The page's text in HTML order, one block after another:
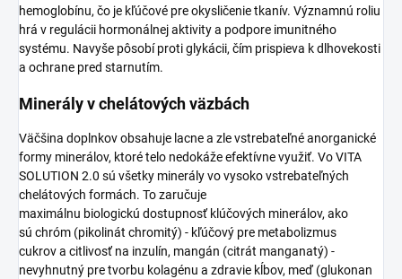
hemoglobínu, čo je kľúčové pre okysličenie tkanív. Významnú roliu
hrá v regulácii hormonálnej aktivity a podpore imunitného
systému. Navyše pôsobí proti glykácii, čím prispieva k dlhovekosti
a ochrane pred starnutím.
Minerály v chelátových väzbách
Väčšina doplnkov obsahuje lacne a zle vstrebateľné anorganické
formy minerálov, ktoré telo nedokáže efektívne využiť. Vo VITA
SOLUTION 2.0 sú všetky minerály vo vysoko vstrebateľných
chelátových formách. To zaručuje
maximálnu biologickú dostupnosť klúčových minerálov, ako
sú chróm (pikolinát chromitý) - kľúčový pre metabolizmus
cukrov a citlivosť na inzulín, mangán (citrát manganatý) -
nevyhnutný pre tvorbu kolagénu a zdravie kĺbov, meď (glukonan